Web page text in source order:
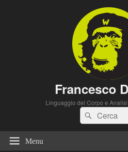
Francesco
Linguaggio del Corpo e
Cerca:Cerca
Menu